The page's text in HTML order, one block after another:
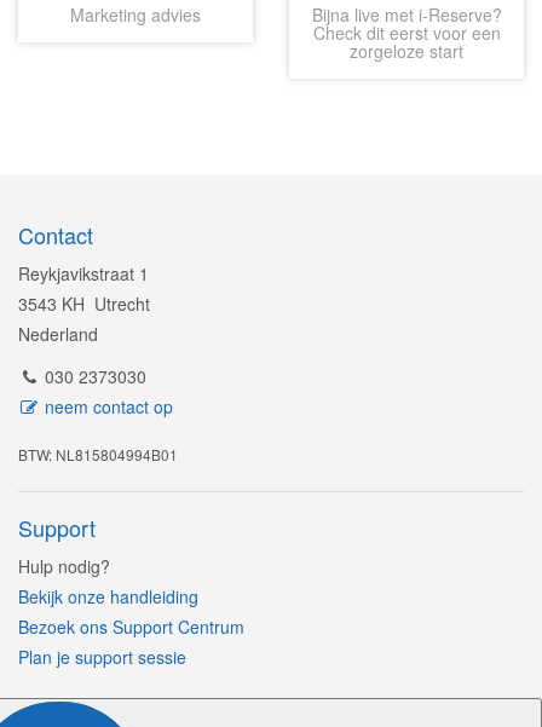
Marketing advies Bijna live met i-Reserve?
Check dit eerst voor een
zorgeloze start
Contact
Reykjavikstraat 1
3543 KH Utrecht
Nederland
030 2373030
neem contact op
BTW: NL815804994B01
Support
Hulp nodig?
Bekijk onze handleiding
Bezoek ons Support Centrum
Plan je support sessie
Volg ons